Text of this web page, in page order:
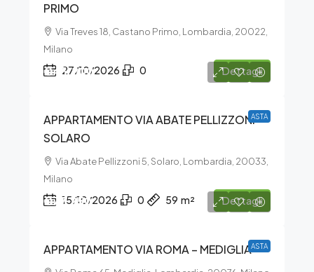
PRIMO
Via Treves 18, Castano Primo, Lombardia, 20022,
Milano
27/10/2026 0 Dettagli
ASTA
€43.200
APPARTAMENTO VIA ABATE PELLIZZONI –
SOLARO
Via Abate Pellizzoni 5, Solaro, Lombardia, 20033,
Milano
15/10/2026 0 59 m² Dettagli
ASTA
€77.250
APPARTAMENTO VIA ROMA – MEDIGLIA